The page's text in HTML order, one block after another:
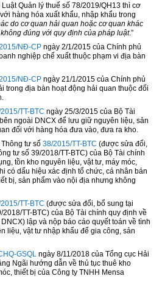
Quản lý thuế số 78/2019/QH13 thì cơ
hàng hóa xuất khẩu, nhập khẩu trong
do cơ quan hải quan hoặc cơ quan khác
đúng với quy định của pháp luật.”
NĐ-CPngày 2/1/2015 của Chính phủ
nghiệp chế xuất thuộc phạm vi địa bàn
NĐ-CPngày 21/1/2015 của Chính phủ
trong địa bàn hoạt động hải quan thuộc đối
TT-BTC ngày 25/3/2015 của Bộ Tài
ngoài DNCX để lưu giữ nguyên liệu, sản
đối với hàng hóa đưa vào, đưa ra kho.
tư số 38/2015/TT-BTC (được sửa đổi,
tư số 39/2018/TT-BTC) của Bộ Tài chính
tồn kho nguyên liệu, vật tư, máy móc,
có dấu hiệu xác định tổ chức, cá nhân bán
bị, sản phẩm vào nội địa nhưng không
TT-BTC (được sửa đổi, bổ sung tại
TT-BTC) của Bộ Tài chính quy định về
lập và nộp báo cáo quyết toán về tình
liệu, vật tư nhập khẩu để gia công, sản
GSQL ngày 8/11/2018 của Tổng cục Hải
Ngãi hướng dẫn về thủ tục thuê kho
thiết bị của Công ty TNHH Mensa